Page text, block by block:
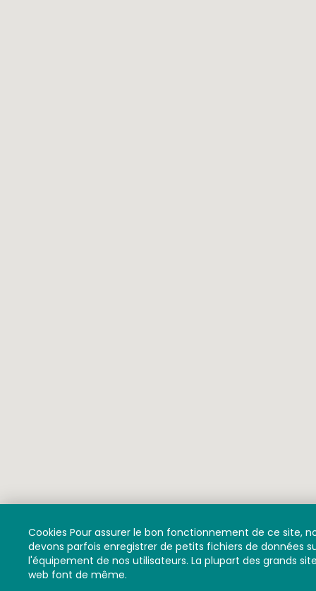
Cookies Pour assurer le bon fonctionnement de ce site,
devons parfois enregistrer de petits fichiers de données
l'équipement de nos utilisateurs. La plupart des grands
web font de même.